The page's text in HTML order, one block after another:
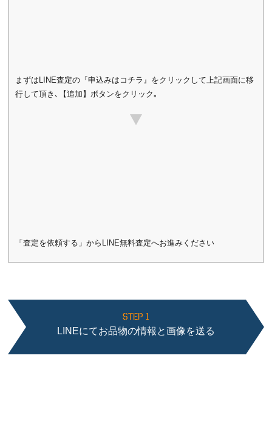
まずはLINE査定の『申込みはコチラ』をクリックして上記画面に移
行して頂き､【追加】ボタンをクリック｡
「査定を依頼する」からLINE無料査定へお進みください
STEP 1
LINEにてお品物の情報と画像を送る